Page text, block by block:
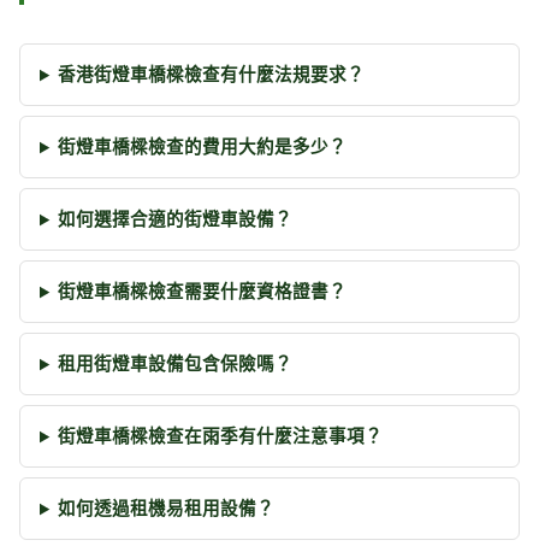
香港街燈車橋樑檢查有什麼法規要求？
街燈車橋樑檢查的費用大約是多少？
如何選擇合適的街燈車設備？
街燈車橋樑檢查需要什麼資格證書？
租用街燈車設備包含保險嗎？
街燈車橋樑檢查在雨季有什麼注意事項？
如何透過租機易租用設備？